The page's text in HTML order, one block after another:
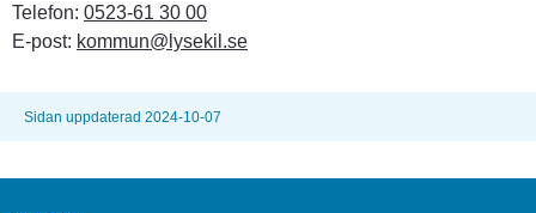
Telefon: 0523-61 30 00
E-post: kommun@lysekil.se
Sidan uppdaterad 2024-10-07